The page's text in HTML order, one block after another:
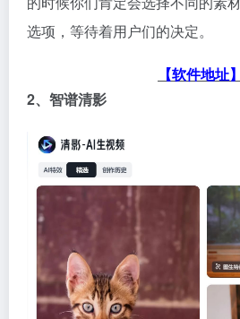
选项，等待着用户们的决定。
【软件地址】
2、智谱清影